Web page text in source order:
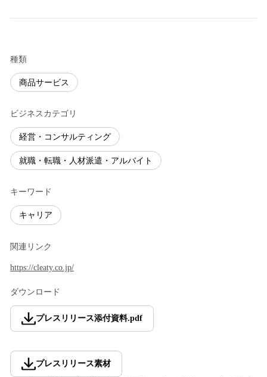
種類
商品サービス
ビジネスカテゴリ
経営・コンサルティング
就職・転職・人材派遣・アルバイト
キーワード
キャリア
関連リンク
https://cleaty.co.jp/
ダウンロード
プレスリリース添付資料.pdf
プレスリリース素材